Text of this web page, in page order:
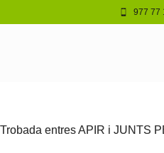
977 77
Trobada entres APIR i JUNTS